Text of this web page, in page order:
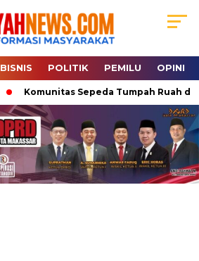
BISNIS POLITIK PEMILU OPINI
Komunitas Sepeda Tumpah Ruah di